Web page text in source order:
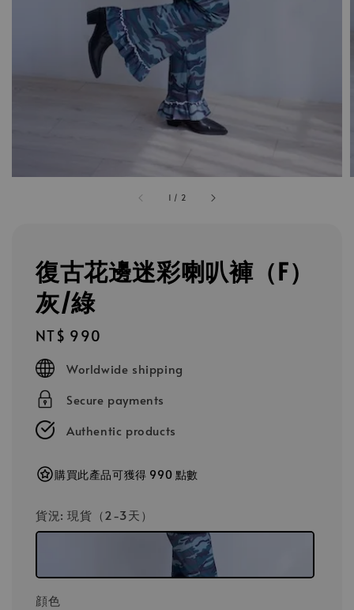
1 / 2
復古花邊迷彩喇叭褲（F）
灰/綠
Regular
price
NT$ 990
Worldwide shipping
Secure payments
Authentic products
購買此產品可獲得 990 點數
貨況: 現貨（2-3天）
顔色